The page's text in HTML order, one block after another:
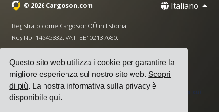
Questo sito web utilizza i cookie per garantire la
migliore esperienza sul nostro sito web. Scopri
di più. La nostra informativa sulla privacy è
disponibilequi.
© 2026 Cargoson.com Italiano
Registrato come Cargoson OÜ in Estonia.
Reg No: 14545832. VAT: EE102137680.
+372 5555 0028
·
Termini di Servizio Informativa sulla Privacy
Politica sui
Cookie